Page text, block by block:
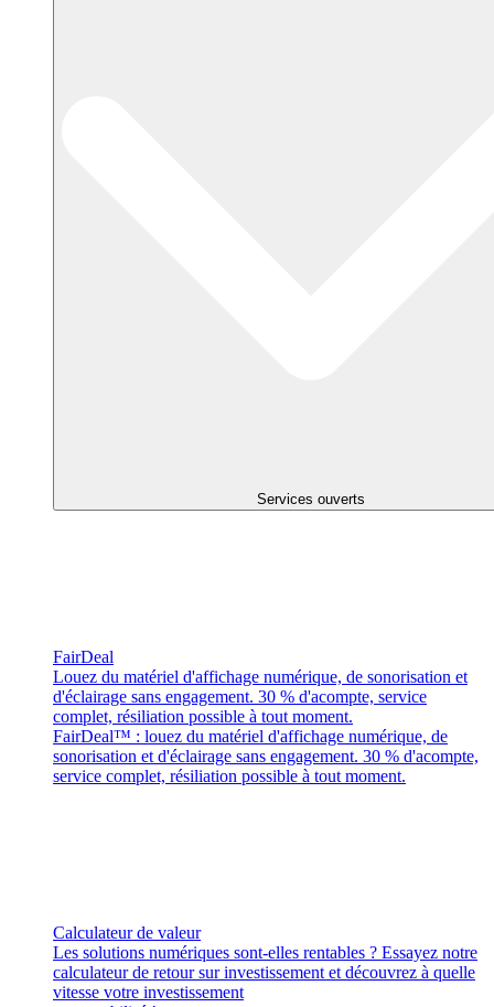
Services ouverts
FairDeal
Louez du matériel d'affichage numérique, de sonorisation et
d'éclairage sans engagement. 30 % d'acompte, service
complet, résiliation possible à tout moment.
FairDeal™ : louez du matériel d'affichage numérique, de
sonorisation et d'éclairage sans engagement. 30 % d'acompte,
service complet, résiliation possible à tout moment.
Calculateur de valeur
Les solutions numériques sont-elles rentables ? Essayez notre
calculateur de retour sur investissement et découvrez à quelle
vitesse votre investissement